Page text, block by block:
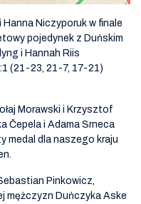
Hanna Niczyporuk w finale
pojedynek z Duńskim
i Hannah Riis
(21-23, 21-7, 17-21)
Morawski i Krzysztof
Čepela i Adama Srneca
medal dla naszego kraju
Pinkowicz,
mężczyzn Duńczyka Aske